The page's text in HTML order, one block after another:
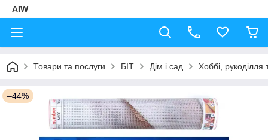
AIW
Товари та послуги БІТ Дім і сад Хоббі, рукоділля
–44%